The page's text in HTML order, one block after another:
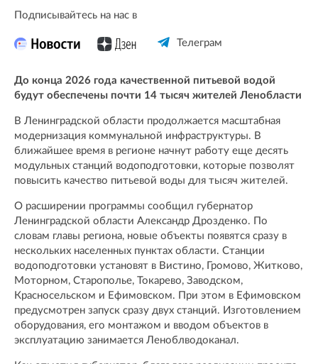
Подписывайтесь на нас в
Телеграм
До конца 2026 года качественной питьевой водой
будут обеспечены почти 14 тысяч жителей Ленобласти
В Ленинградской области продолжается масштабная
модернизация коммунальной инфраструктуры. В
ближайшее время в регионе начнут работу еще десять
модульных станций водоподготовки, которые позволят
повысить качество питьевой воды для тысяч жителей.
О расширении программы сообщил губернатор
Ленинградской области Александр Дрозденко. По
словам главы региона, новые объекты появятся сразу в
нескольких населенных пунктах области. Станции
водоподготовки установят в Вистино, Громово, Житково,
Моторном, Старополье, Токарево, Заводском,
Красносельском и Ефимовском. При этом в Ефимовском
предусмотрен запуск сразу двух станций. Изготовлением
оборудования, его монтажом и вводом объектов в
эксплуатацию занимается Леноблводоканал.